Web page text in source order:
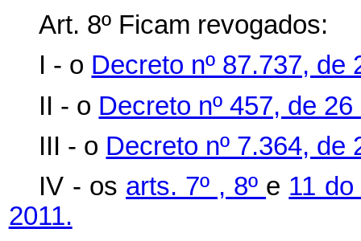
Art. 8º Ficam revogados:
I - o Decreto nº 87.737, de
II - o Decreto nº 457, de
III - o Decreto nº 7.364,
IV - os arts. 7º , 8º e 11
2011.